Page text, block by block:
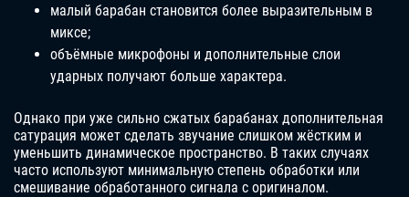
малый барабан становится более выразительным в
миксе;
объёмные микрофоны и дополнительные слои
ударных получают больше характера.
Однако при уже сильно сжатых барабанах дополнительная
сатурация может сделать звучание слишком жёстким и
уменьшить динамическое пространство. В таких случаях
часто используют минимальную степень обработки или
смешивание обработанного сигнала с оригиналом.